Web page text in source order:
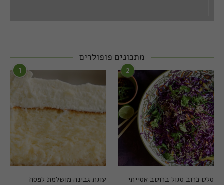
מתכונים פופולרים
1
עוגת גבינה מושלמת לפסח
2
סלט כרוב סגול ברוטב אסייתי